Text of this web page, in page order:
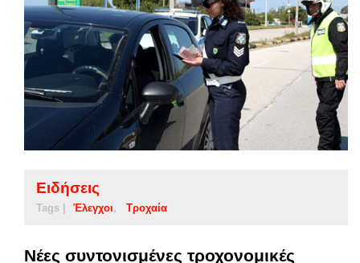
Ειδήσεις
Tags | Έλεγχοι Τροχαία
Νέες συντονισμένες τροχονομικές